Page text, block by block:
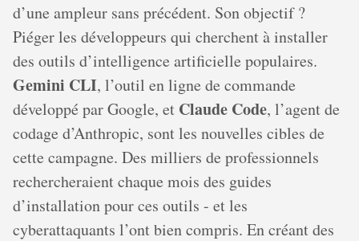
d’une ampleur sans précédent. Son objectif ?
Piéger les développeurs qui cherchent à installer
des outils d’intelligence artificielle populaires.
Gemini CLI, l’outil en ligne de commande
développé par Google, et Claude Code, l’agent de
codage d’Anthropic, sont les nouvelles cibles de
cette campagne. Des milliers de professionnels
rechercheraient chaque mois des guides
d’installation pour ces outils - et les
cyberattaquants l’ont bien compris. En créant des